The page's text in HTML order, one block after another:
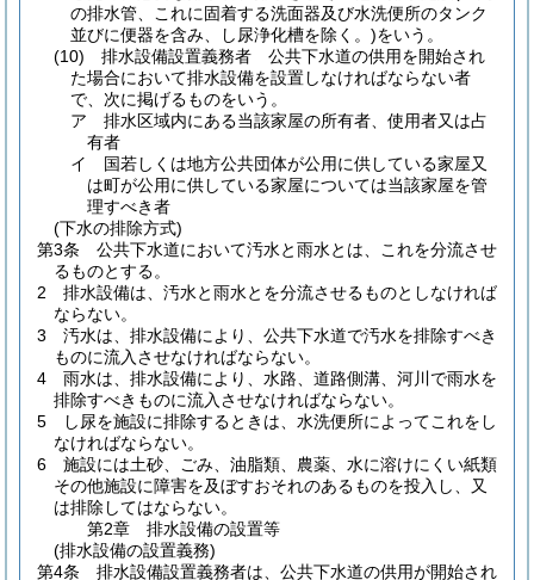
の排水管、これに固着する洗面器及び水洗便所のタンク
並びに便器を含み、し尿浄化槽を除く。)をいう。
(10)
排水設備設置義務者 公共下水道の供用を開始され
た場合において排水設備を設置しなければならない者
で、次に掲げるものをいう。
ア
排水区域内にある当該家屋の所有者、使用者又は占
有者
イ
国若しくは地方公共団体が公用に供している家屋又
は町が公用に供している家屋については当該家屋を管
理すべき者
(下水の排除方式)
第3条
公共下水道において汚水と雨水とは、これを分流させ
るものとする。
2
排水設備は、汚水と雨水とを分流させるものとしなければ
ならない。
3
汚水は、排水設備により、公共下水道で汚水を排除すべき
ものに流入させなければならない。
4
雨水は、排水設備により、水路、道路側溝、河川で雨水を
排除すべきものに流入させなければならない。
5
し尿を施設に排除するときは、水洗便所によってこれをし
なければならない。
6
施設には土砂、ごみ、油脂類、農薬、水に溶けにくい紙類
その他施設に障害を及ぼすおそれのあるものを投入し、又
は排除してはならない。
第2章
排水設備の設置等
(排水設備の設置義務)
第4条
排水設備設置義務者は、公共下水道の供用が開始され